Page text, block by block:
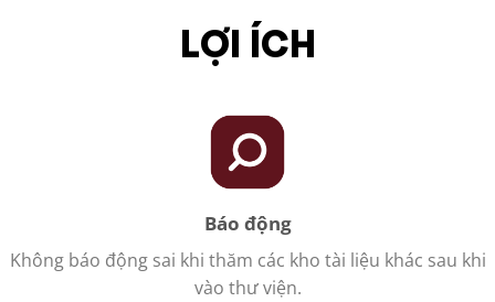
LỢI ÍCH
Báo động
Không báo động sai khi thăm các kho tài liệu khác sau khi
vào thư viện.